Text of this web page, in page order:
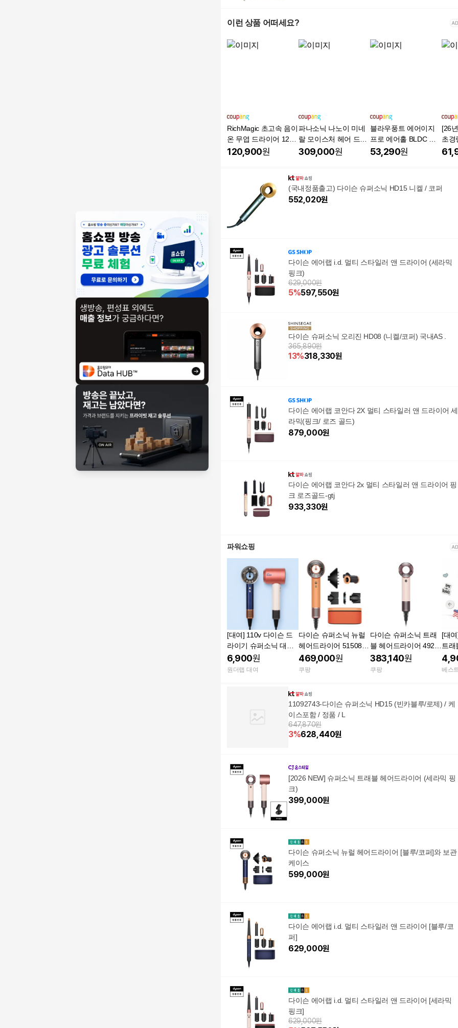
이런 상품 어떠세요?
RichMagic 초고속 음이
온 무엽 드라이어 12가
지 모드 BLDC 가정용
120,900원
파나소닉 나노이 미네
랄 모이스처 헤어 드라
이어 수분 두피 스킨 케
309,000원
블라우풍트 에어이지
프로 에어홀 BLDC 드
라이기 BLP-HD7300 1
53,290원
[26
초경
라이
(국내정품출고) 다이슨 슈퍼소닉 HD15 니켈 / 코퍼
552,020원
다이슨 에어랩 i.d. 멀티 스타일러 앤 드라이어 (세라믹
핑크)
629,000원
5%597,550원
다이슨 슈퍼소닉 오리진 HD08 (니켈/코퍼) 국내AS .
365,890원
13%318,330원
다이슨 에어랩 코안다 2X 멀티 스타일러 앤 드라이어 세
라믹(핑크/ 로즈 골드)
879,000원
다이슨 에어랩 코안다 2x 멀티 스타일러 앤 드라이어 핑
크 로즈골드-gtj
933,330원
파워쇼핑
[대여] 110v 다이슨 드
라이기 슈퍼소닉 대여
렌탈 [인천공항수령] 일
본대만미국 1일 기본
6,900원
원더랩 대여
다이슨 슈퍼소닉 뉴럴
헤어드라이어 515083-
01 세라믹 아프리콧 토
파즈 두피 모드 일시 정
469,000원
쿠팡
다이슨 슈퍼소닉 트래
블 헤어드라이어 4924
47-01 1220W 세라믹
핑크 로즈 골드 여행용
383,140원
쿠팡
[대
트래
프리
만
베스
11092743-다이슨 슈퍼소닉 HD15 (빈카블루/로제) / 케
이스포함 / 정품 / L
647,870원
3%628,440원
[2026 NEW] 슈퍼소닉 트래블 헤어드라이어 (세라믹 핑
크)
399,000원
다이슨 슈퍼소닉 뉴럴 헤어드라이어 [블루/코퍼]와 보관
케이스
599,000원
다이슨 에어랩 i.d. 멀티 스타일러 앤 드라이어 [블루/코
퍼]
629,000원
다이슨 에어랩 i.d. 멀티 스타일러 앤 드라이어 [세라믹
핑크]
629,000원